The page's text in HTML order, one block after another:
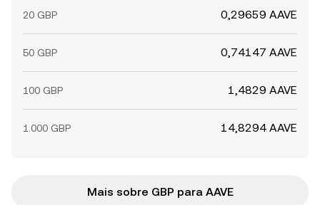
20 GBP 0,29659 AAVE
50 GBP 0,74147 AAVE
100 GBP 1,4829 AAVE
1.000 GBP 14,8294 AAVE
Mais sobre GBP para AAVE